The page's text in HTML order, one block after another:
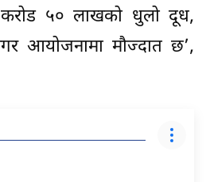
५० लाखको धुलो दूध,
आयोजनामा मौज्दात छ’,